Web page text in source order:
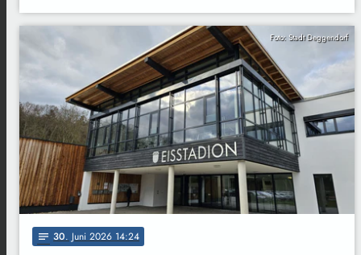
Foto: Stadt Deggendorf
notes 30. Juni 2026 14:24